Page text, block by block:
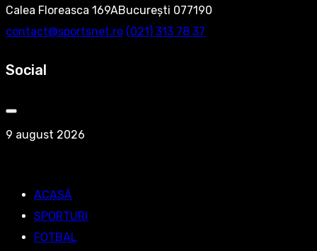
Calea Floreasca 169ABucurești 077190
contact@sportsnet.ro ‭(021) 313 78 37‬
Social
9 august 2026
ACASĂ
SPORTURI
FOTBAL